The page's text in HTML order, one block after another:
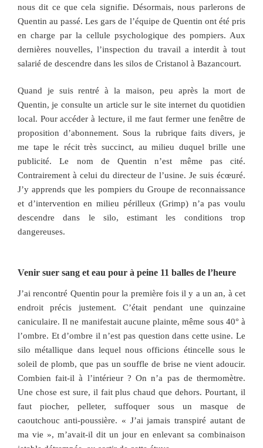
nous dit ce que cela signifie. Désormais, nous parlerons de
Quentin au passé. Les gars de l’équipe de Quentin ont été pris
en charge par la cellule psychologique des pompiers. Aux
dernières nouvelles, l’inspection du travail a interdit à tout
salarié de descendre dans les silos de Cristanol à Bazancourt.
Quand je suis rentré à la maison, peu après la mort de
Quentin, je consulte un article sur le site internet du quotidien
local. Pour accéder à lecture, il me faut fermer une fenêtre de
proposition d’abonnement. Sous la rubrique faits divers, je
me tape le récit très succinct, au milieu duquel brille une
publicité. Le nom de Quentin n’est même pas cité.
Contrairement à celui du directeur de l’usine. Je suis écœuré.
J’y apprends que les pompiers du Groupe de reconnaissance
et d’intervention en milieu périlleux (Grimp) n’a pas voulu
descendre dans le silo, estimant les conditions trop
dangereuses.
Venir suer sang et eau pour à peine 11 balles de l’heure
J’ai rencontré Quentin pour la première fois il y a un an, à cet
endroit précis justement. C’était pendant une quinzaine
caniculaire. Il ne manifestait aucune plainte, même sous 40° à
l’ombre. Et d’ombre il n’est pas question dans cette usine. Le
silo métallique dans lequel nous officions étincelle sous le
soleil de plomb, que pas un souffle de brise ne vient adoucir.
Combien fait-il à l’intérieur ? On n’a pas de thermomètre.
Une chose est sure, il fait plus chaud que dehors. Pourtant, il
faut piocher, pelleter, suffoquer sous un masque de
caoutchouc anti-poussière. « J’ai jamais transpiré autant de
ma vie », m’avait-il dit un jour en enlevant sa combinaison